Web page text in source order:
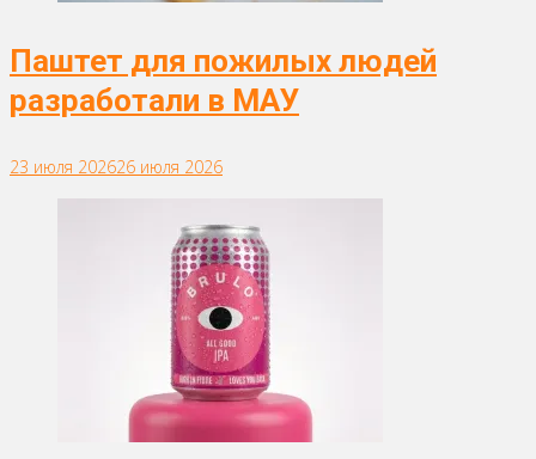
Паштет для пожилых людей
разработали в МАУ
23 июля 202626 июля 2026